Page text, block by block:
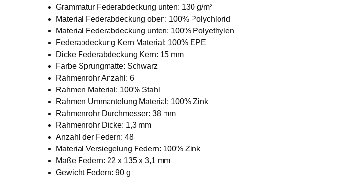
Grammatur Federabdeckung unten: 130 g/m²
Material Federabdeckung oben: 100% Polychlorid
Material Federabdeckung unten: 100% Polyethylen
Federabdeckung Kern Material: 100% EPE
Dicke Federabdeckung Kern: 15 mm
Farbe Sprungmatte: Schwarz
Rahmenrohr Anzahl: 6
Rahmen Material: 100% Stahl
Rahmen Ummantelung Material: 100% Zink
Rahmenrohr Durchmesser: 38 mm
Rahmenrohr Dicke: 1,3 mm
Anzahl der Federn: 48
Material Versiegelung Federn: 100% Zink
Maße Federn: 22 x 135 x 3,1 mm
Gewicht Federn: 90 g